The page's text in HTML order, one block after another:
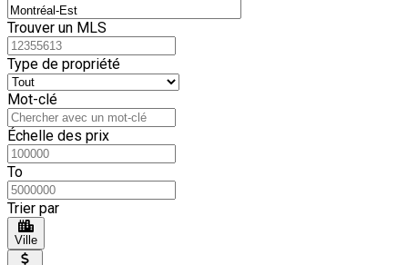
Trouver un MLS
Type de propriété
Mot-clé
Échelle des prix
To
Trier par
Ville